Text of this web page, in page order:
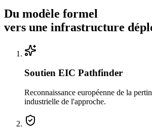
Du modèle formel
vers une infrastructure
Soutien EIC Pathfinder
Reconnaissance européenne de la
industrielle de l'approche.